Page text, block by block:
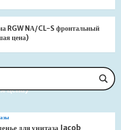
RGW NА/CL-S фронтальный
цена)
Jacob Delafon Brive
цена)
для унитаза Jacob